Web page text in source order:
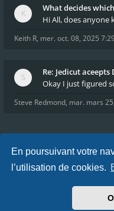
En poursuivant votre
l’utilisation de cookies.
What decides
Hi All, does anyone
Keith R, mer. oct. 08, 2025
Re: Jedicut
Okay I just figured
Steve Redmond, mar. mars
Accueil Index du forum
Nous sommes